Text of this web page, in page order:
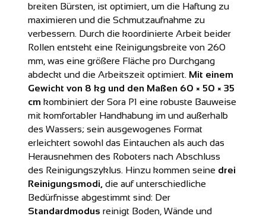
breiten Bürsten, ist optimiert, um die Haftung zu
maximieren und die Schmutzaufnahme zu
verbessern. Durch die koordinierte Arbeit beider
Rollen entsteht eine Reinigungsbreite von 260
mm, was eine größere Fläche pro Durchgang
abdeckt und die Arbeitszeit optimiert. Mit einem
Gewicht von 8 kg und den Maßen 60 × 50 × 35
cm kombiniert der Sora P1 eine robuste Bauweise
mit komfortabler Handhabung im und außerhalb
des Wassers; sein ausgewogenes Format
erleichtert sowohl das Eintauchen als auch das
Herausnehmen des Roboters nach Abschluss
des Reinigungszyklus. Hinzu kommen seine drei
Reinigungsmodi, die auf unterschiedliche
Bedürfnisse abgestimmt sind: Der
Standardmodus reinigt Boden, Wände und